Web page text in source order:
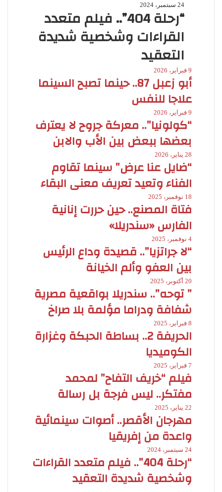
24 سبتمبر، 2024
“رحلة 404”.. فيلم متعدد
القراءات وشخصية شديدة
التعقيد
9 فبراير، 2026
أبو زعبل 87.. حينما تصبح السينما
علاجا للنفس
9 فبراير، 2026
“كولونيا”.. معركة جروح لا يعترف
بعضها ببعض بين الأب والابن
28 يناير، 2026
“ضايل عنا عرض” سينما تقاوم
الفناء وتعيد تعريف معنى البقاء
18 نوفمبر، 2025
فتاة المصنع.. حين حررت إنانية
الفارس «سندريلا»
4 نوفمبر، 2025
“لا جراتزيا”.. قصيدة وداع الرئيس
بين العفو وألم الخيانة
20 أكتوبر، 2025
” توحه”.. سندريلا بواقعية مصرية
شفافة ودراما مؤلمة بلا صراخ
8 فبراير، 2025
الحريفة 2.. بساطة الحبكة وغزارة
الكوميديا
7 فبراير، 2025
فيلم “خريف التفاح” لمحمد
مفتكر.. ليس فرجة بل رسالة
22 يناير، 2025
مهرجان الأقصر.. أصوات سينمائية
واعدة من إفريقيا
24 سبتمبر، 2024
“رحلة 404”.. فيلم متعدد القراءات
وشخصية شديدة التعقيد